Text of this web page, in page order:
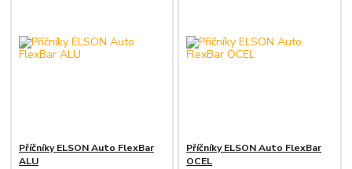
Příčníky ELSON Auto FlexBar
ALU
Příčníky ELSON Auto FlexBar
OCEL